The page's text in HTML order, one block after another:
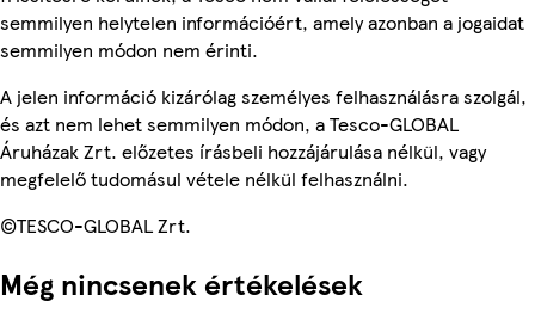
semmilyen helytelen információért, amely azonban a jogaidat
semmilyen módon nem érinti.
A jelen információ kizárólag személyes felhasználásra szolgál,
és azt nem lehet semmilyen módon, a Tesco-GLOBAL
Áruházak Zrt. előzetes írásbeli hozzájárulása nélkül, vagy
megfelelő tudomásul vétele nélkül felhasználni.
©TESCO-GLOBAL Zrt.
Még nincsenek értékelések